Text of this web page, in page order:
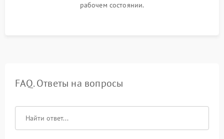
рабочем состоянии.
FAQ. Ответы на вопросы